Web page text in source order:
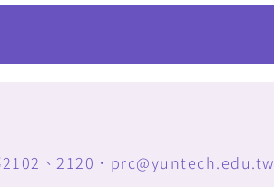
2102、2120．prc@yuntech.edu.tw